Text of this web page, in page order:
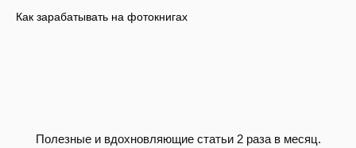
Как зарабатывать на фотокнигах
Полезные и вдохновляющие статьи 2 раза в месяц.